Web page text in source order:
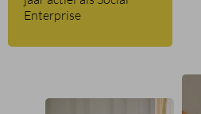
Enterprise